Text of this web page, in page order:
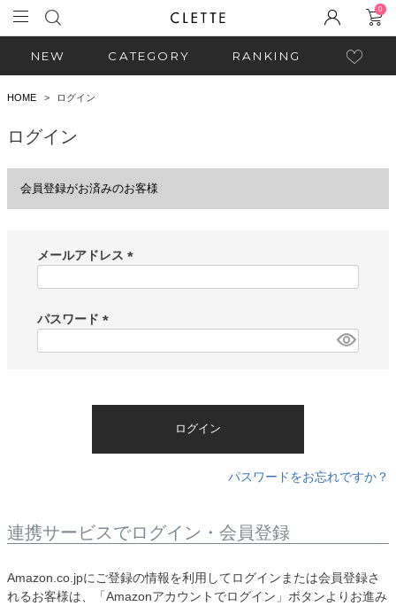
0
NEW CATEGORY RANKING
HOME ログイン
ログイン
会員登録がお済みのお客様
メールアドレス
)
パスワード
ログイン
パスワードをお忘れですか？
連携サービスでログイン・会員登録
Amazon.co.jpにご登録の情報を利用してログインまたは会員登録さ
れるお客様は、「Amazonアカウントでログイン」ボタンよりお進み